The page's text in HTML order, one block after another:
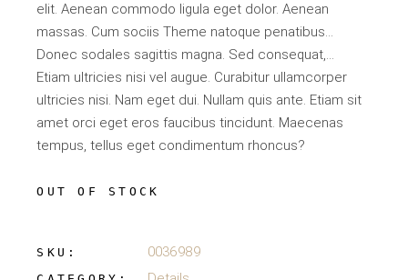
elit. Aenean commodo ligula eget dolor. Aenean
massas. Cum sociis Theme natoque penatibus…
Donec sodales sagittis magna. Sed consequat,…
Etiam ultricies nisi vel augue. Curabitur ullamcorper
ultricies nisi. Nam eget dui. Nullam quis ante. Etiam sit
amet orci eget eros faucibus tincidunt. Maecenas
tempus, tellus eget condimentum rhoncus?
OUT OF STOCK
SKU: 0036989